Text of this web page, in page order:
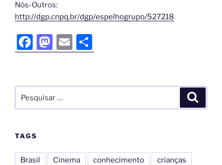
Nós-Outros:
http://dgp.cnpq.br/dgp/espelhogrupo/527218
F
a
e
b
o
k
M
a
o
d
E
m
l
h
e
TAGS
Brasil Cinema conhecimento crianças